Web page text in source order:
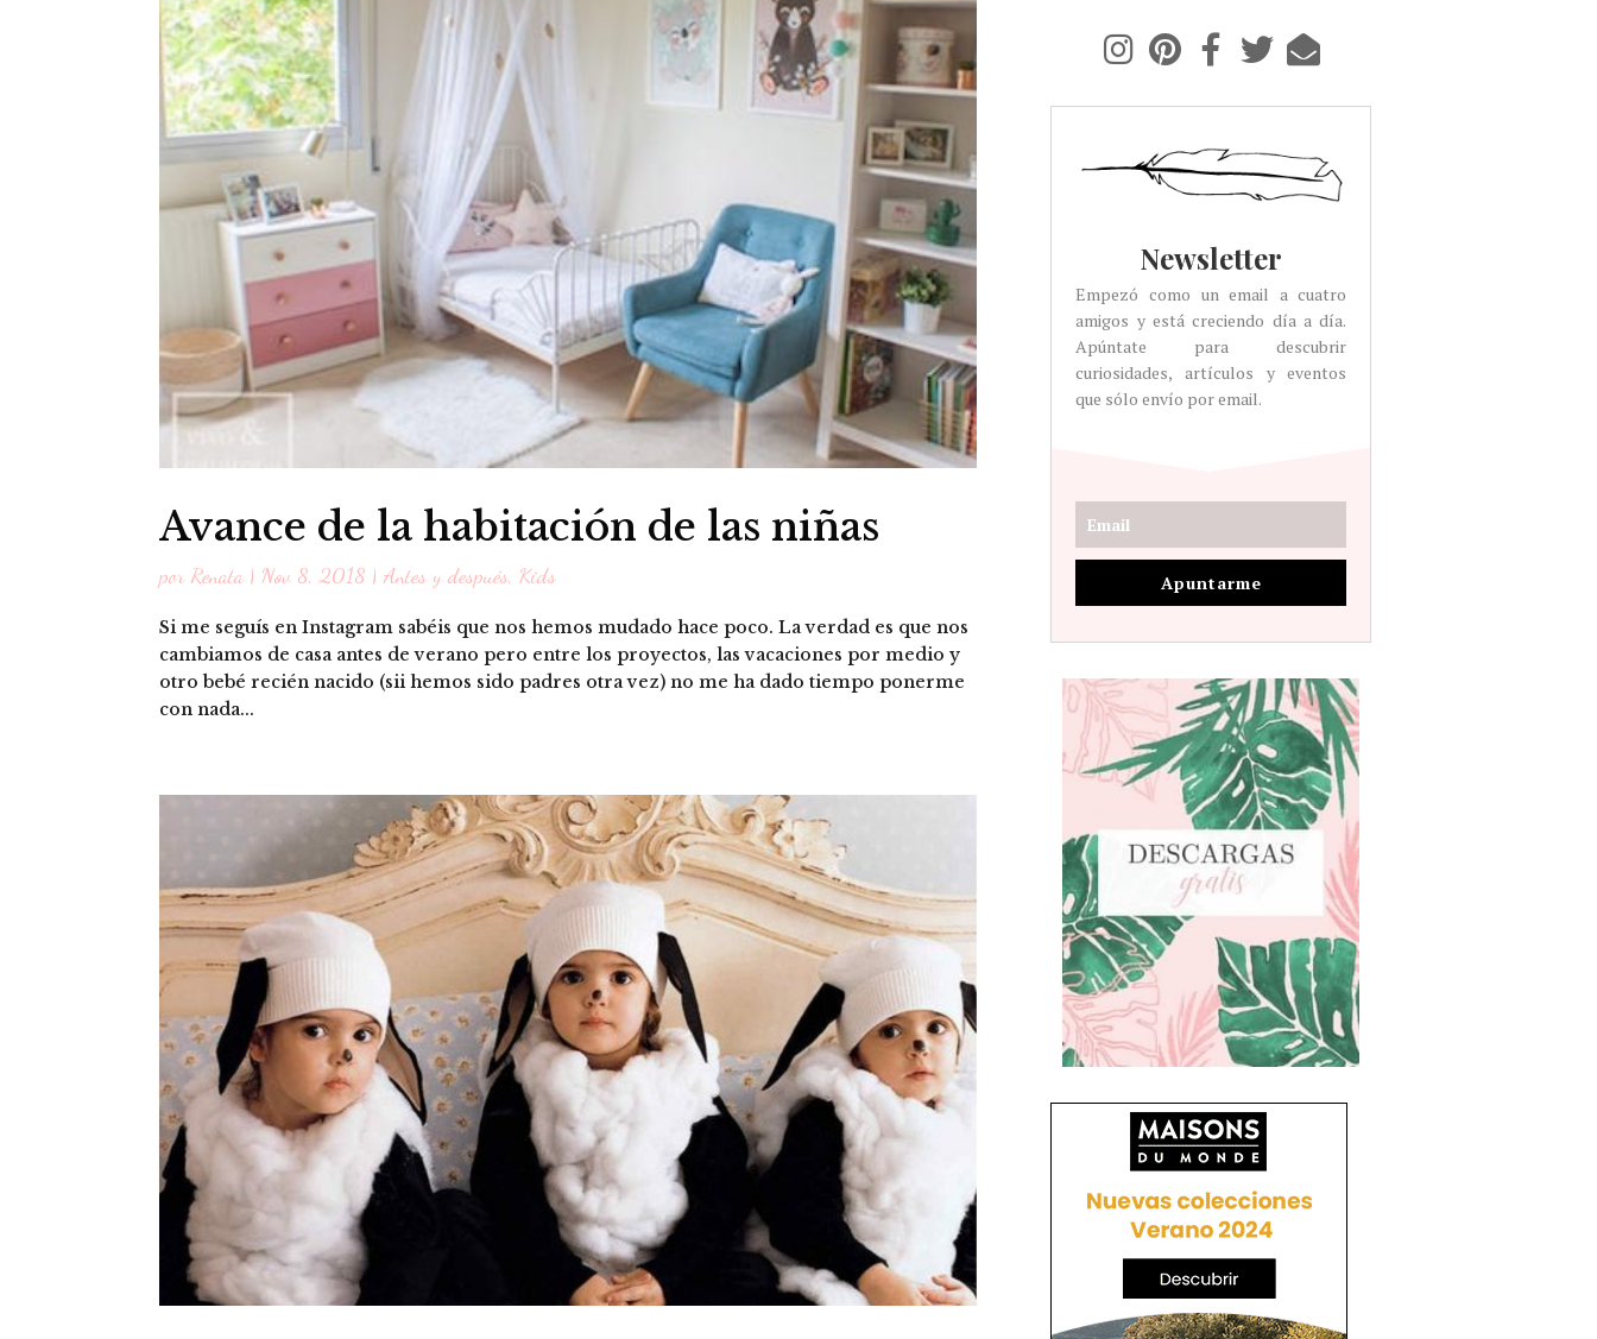
Avance de la habitación de las niñas
por Renata | Nov 8, 2018 |Antes y después, Kids
Si me seguís en Instagram sabéis que nos hemos mudado hace poco. La verdad es que nos
cambiamos de casa antes de verano pero entre los proyectos, las vacaciones por medio y
otro bebé recién nacido (sii hemos sido padres otra vez) no me ha dado tiempo ponerme
con nada...
Newsletter
Empezó como un email a cuatro
amigos y está creciendo día a día.
Apúntate para descubrir
curiosidades, artículos y eventos
que sólo envío por email.
Apuntarme